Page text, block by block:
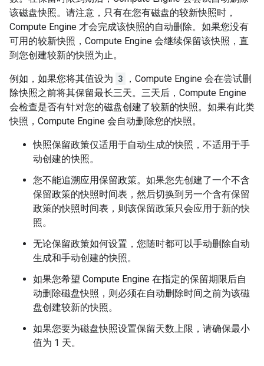
该磁盘快照。请注意，只有在您有磁盘的较新快照时，
Compute Engine 才会完成该快照的自动删除。如果您没有
可用的较新快照，Compute Engine 会继续保留该快照，直
到您创建较新的快照为止。
例如，如果您将其值设为 3
，Compute Engine 会在尝试删
除快照之前将其保留最长三天。三天后，Compute Engine
会检查是否有针对您的磁盘创建了较新的快照。如果有此类
快照，Compute Engine 会自动删除您的快照。
快照保留政策仅适用于自动生成的快照，不适用于手
动创建的快照。
您不能追溯应用保留政策。如果您先创建了一个不含
保留政策的快照时间表，然后切换到另一个含有保留
政策的快照时间表，则该保留政策只会应用于新的快
照。
无论保留政策如何设置，您随时都可以手动删除自动
生成和手动创建的快照。
如果您希望 Compute Engine 在指定的保留期限后自
动删除磁盘快照，则必须在自动删除时间之前为该磁
盘创建较新的快照。
如果您要为磁盘快照设置保留天数上限，请确保最小
值为 1 天。